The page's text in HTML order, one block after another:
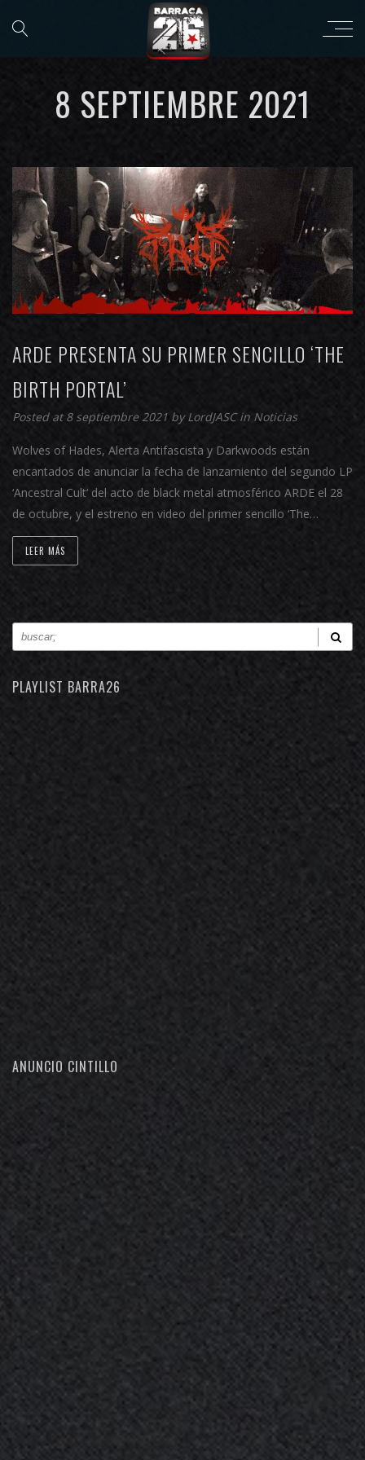
8 SEPTIEMBRE 2021
ARDE PRESENTA SU PRIMER SENCILLO ‘THE
BIRTH PORTAL’
Posted at 8 septiembre 2021 byLordJASCin Noticias
Wolves of Hades, Alerta Antifascista y Darkwoods están
encantados de anunciar la fecha de lanzamiento del segundo LP
‘Ancestral Cult‘ del acto de black metal atmosférico ARDE el 28
de octubre, y el estreno en video del primer sencillo ‘The…
LEER MÁS
PLAYLIST BARRA26
ANUNCIO CINTILLO